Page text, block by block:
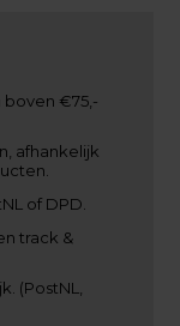
boven €75,-
afhankelijk
of DPD.
track &
(PostNL,